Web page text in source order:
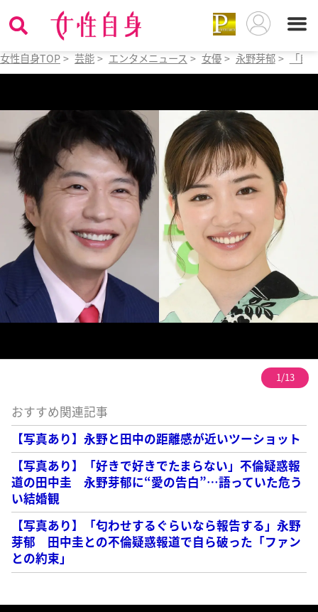
女性自身TOP > 芸能 > エンタメニュース > 女優 > 永野芽郁 > 「
1/13
おすすめ関連記事
【写真あり】永野と田中の距離感が近いツーショット
【写真あり】「好きで好きでたまらない」不倫疑惑報
道の田中圭 永野芽郁に“愛の告白”…語っていた危う
い結婚観
【写真あり】「匂わせするぐらいなら報告する」永野
芽郁 田中圭との不倫疑惑報道で自ら破った「ファン
との約束」